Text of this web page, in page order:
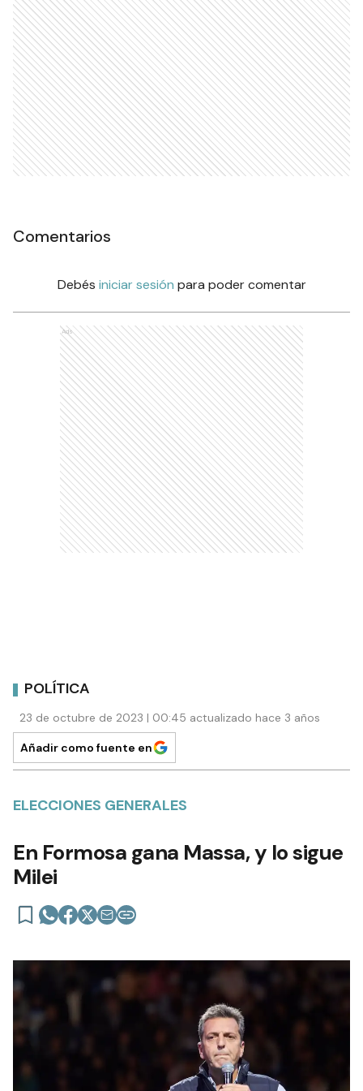
Comentarios
Debés iniciar sesión para poder comentar
Ads
POLÍTICA
23 de octubre de 2023 | 00:45 actualizado hace 3 años
Añadir como fuente en
ELECCIONES GENERALES
En Formosa gana Massa, y lo sigue
Milei